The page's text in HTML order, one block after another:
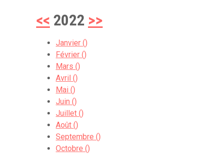
<< 2022 >>
Janvier ()
Février ()
Mars ()
Avril ()
Mai ()
Juin ()
Juillet ()
Août ()
Septembre ()
Octobre ()